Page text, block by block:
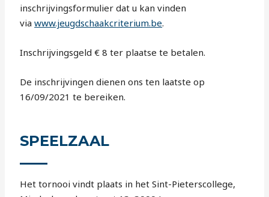
inschrijvingsformulier dat u kan vinden
viawww.jeugdschaakcriterium.be.
Inschrijvingsgeld € 8 ter plaatse te betalen.
De inschrijvingen dienen ons ten laatste op
16/09/2021 te bereiken.
SPEELZAAL
Het tornooi vindt plaats in het Sint-Pieterscollege,